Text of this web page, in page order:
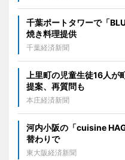
千葉ポートタワーで「
焼き料理提供
千葉経済新聞
上里町の児童生徒16人
提案、再質問も
本庄経済新聞
河内小阪の「cuisine
替わりで
東大阪経済新聞